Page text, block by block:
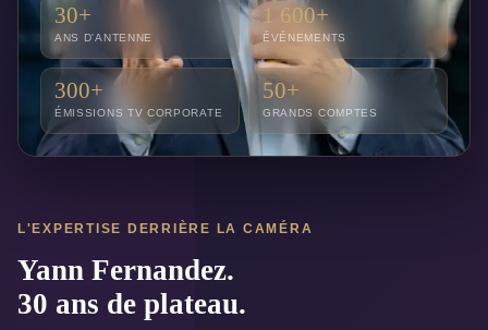
30+
ANS D'ANTENNE
1 600+
ÉVÉNEMENTS
300+
ÉMISSIONS TV CORPORATE
50+
GRANDS COMPTES
L'EXPERTISE DERRIÈRE LA CAMÉRA
Yann Fernandez.
30 ans de plateau.